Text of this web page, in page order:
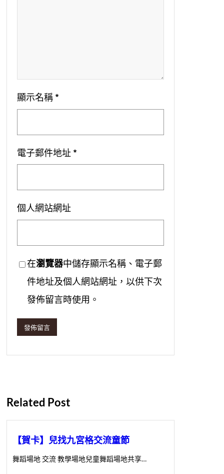
顯示名稱 *
電子郵件地址 *
個人網站網址
在瀏覽器中儲存顯示名稱、電子郵
件地址及個人網站網址，以供下次
發佈留言時使用。
Related Post
【賀卡】兒找九宮格交流童節
舞蹈場地 交流 教學場地兒童舞蹈場地共享…